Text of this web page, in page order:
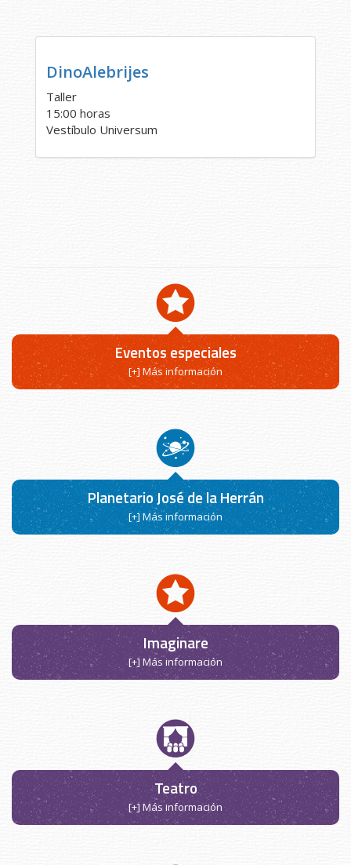
DinoAlebrijes
Taller
15:00 horas
Vestíbulo Universum
Eventos especiales
[+] Más información
Planetario José de la Herrán
[+] Más información
Imaginare
[+] Más información
Teatro
[+] Más información